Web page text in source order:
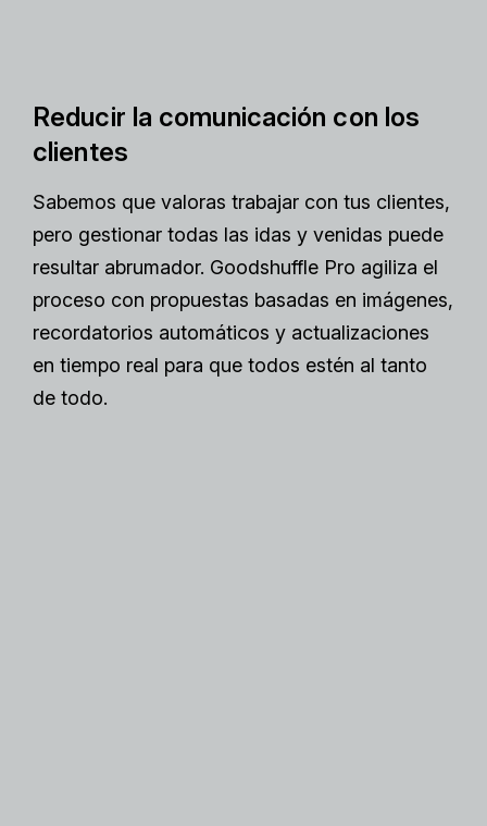
Reducir la comunicación con los
clientes
Sabemos que valoras trabajar con tus clientes,
pero gestionar todas las idas y venidas puede
resultar abrumador. Goodshuffle Pro agiliza el
proceso con propuestas basadas en imágenes,
recordatorios automáticos y actualizaciones
en tiempo real para que todos estén al tanto
de todo.